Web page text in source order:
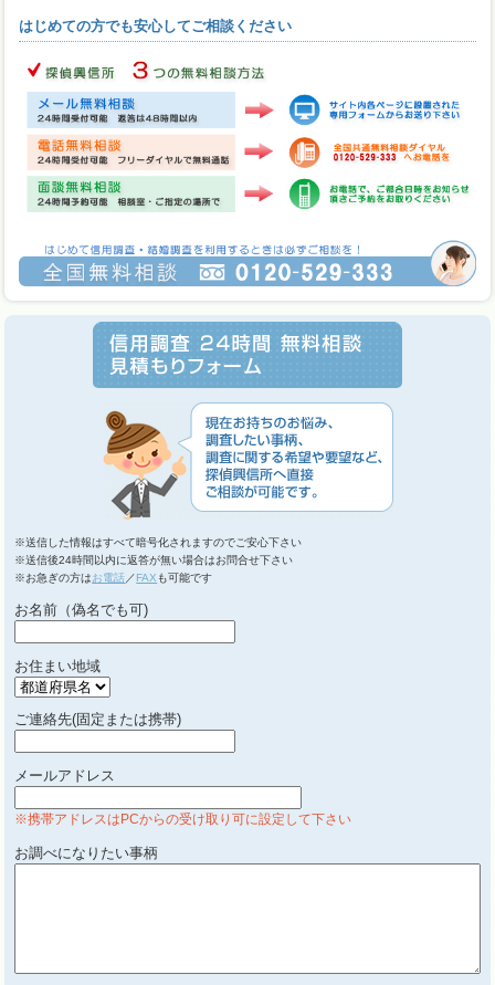
はじめての方でも安心してご相談ください
※送信した情報はすべて暗号化されますのでご安心下さい
※送信後24時間以内に返答が無い場合はお問合せ下さい
※お急ぎの方はお電話 ／FAX も可能です
お名前（偽名でも可)
お住まい地域
ご連絡先(固定または携帯)
メールアドレス
※携帯アドレスはPCからの受け取り可に設定して下さい
お調べになりたい事柄